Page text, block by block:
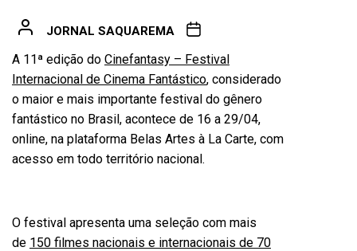
JORNAL SAQUAREMA
A 11ª edição do Cinefantasy – Festival
Internacional de Cinema Fantástico, considerado
o maior e mais importante festival do gênero
fantástico no Brasil, acontece de 16 a 29/04,
online, na plataforma Belas Artes à La Carte, com
acesso em todo território nacional.
O festival apresenta uma seleção com mais
de 150 filmes nacionais e internacionais de 70